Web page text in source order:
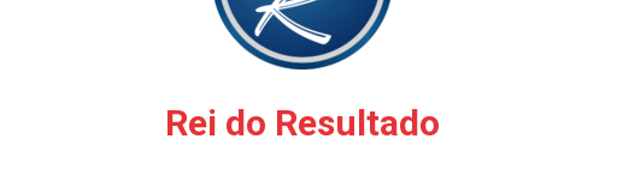
Rei do Resultado